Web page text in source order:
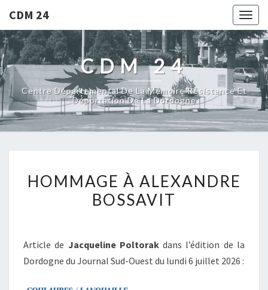
CDM 24
CDM 24
Centre Départemental De La Mémoire Résistance Et
Déportation De La Dordogne
À
ALEXANDRE
HOMMAGE À ALEXANDRE
BOSSAVIT
Article de Jacqueline Poltorakdans l’édition de la
Dordogne du Journal Sud-Ouest du lundi 6 juillet 2026 :